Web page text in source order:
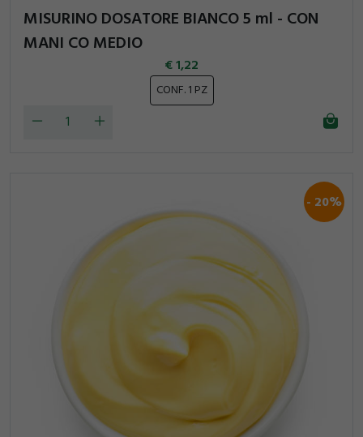
MISURINO DOSATORE BIANCO 5 ml - CON
MANI CO MEDIO
1,22
CONF. 1 PZ
20